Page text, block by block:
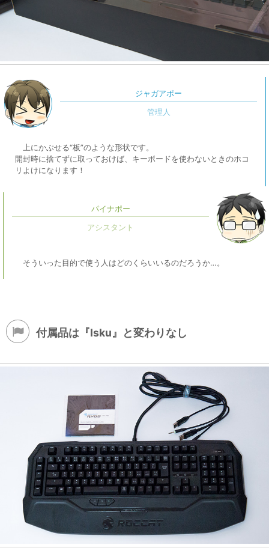
ジャガアポー
上にかぶせる“板”のような形状です。
開封時に捨てずに取っておけば、キーボードを使わないときのホコ
リよけになります！
パイナポー
そういった目的で使う人はどのくらいいるのだろうか…。
付属品は『Isku』と変わりなし